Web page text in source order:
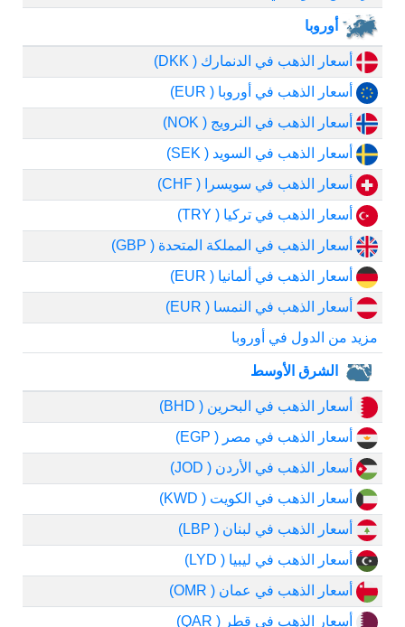
أوروبا
أسعار الذهب في الدنمارك ( DKK)
أسعار الذهب في أوروبا ( EUR)
أسعار الذهب في النرويج ( NOK)
أسعار الذهب في السويد ( SEK)
أسعار الذهب في سويسرا ( CHF)
أسعار الذهب في تركيا ( TRY)
أسعار الذهب في المملكة المتحدة ( GBP)
أسعار الذهب في ألمانيا ( EUR)
أسعار الذهب في النمسا ( EUR)
مزيد من الدول في أوروبا
الشرق الأوسط
أسعار الذهب في البحرين ( BHD)
أسعار الذهب في مصر ( EGP)
أسعار الذهب في الأردن ( JOD)
أسعار الذهب في الكويت ( KWD)
أسعار الذهب في لبنان ( LBP)
أسعار الذهب في ليبيا ( LYD)
أسعار الذهب في عمان ( OMR)
أسعار الذهب في قطر ( QAR)